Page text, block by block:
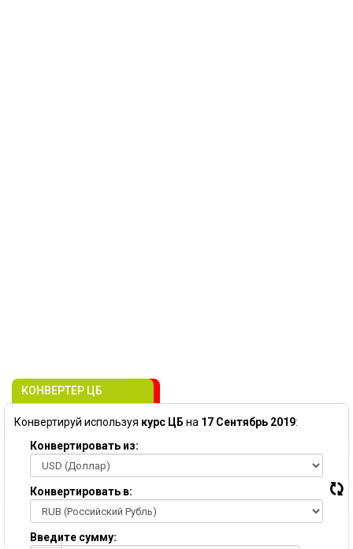
КОНВЕРТЕР ЦБ
Конвертируй используя курс ЦБ на 17 Сентябрь 2019:
Конвертировать из:
Конвертировать в:
Введите сумму: